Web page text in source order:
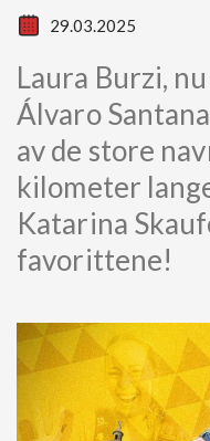
29.03.2025
Laura Burzi,
Álvaro
av de store
kilometer
Katarina
favorittene!